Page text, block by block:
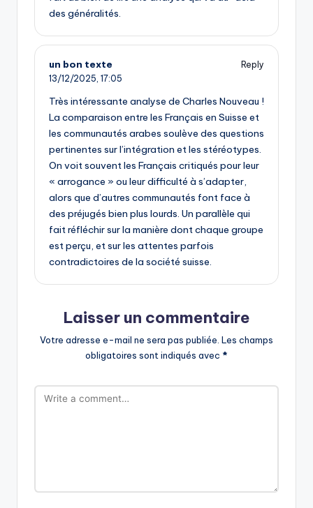
des généralités.
un bon texte
Reply
13/12/2025, 17:05
Très intéressante analyse de Charles Nouveau !
La comparaison entre les Français en Suisse et
les communautés arabes soulève des questions
pertinentes sur l’intégration et les stéréotypes.
On voit souvent les Français critiqués pour leur
« arrogance » ou leur difficulté à s’adapter,
alors que d’autres communautés font face à
des préjugés bien plus lourds. Un parallèle qui
fait réfléchir sur la manière dont chaque groupe
est perçu, et sur les attentes parfois
contradictoires de la société suisse.
Laisser un commentaire
Votre adresse e-mail ne sera pas publiée. Les champs
obligatoires sont indiqués avec *